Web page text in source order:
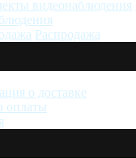
Распродажа
о доставке
оплаты